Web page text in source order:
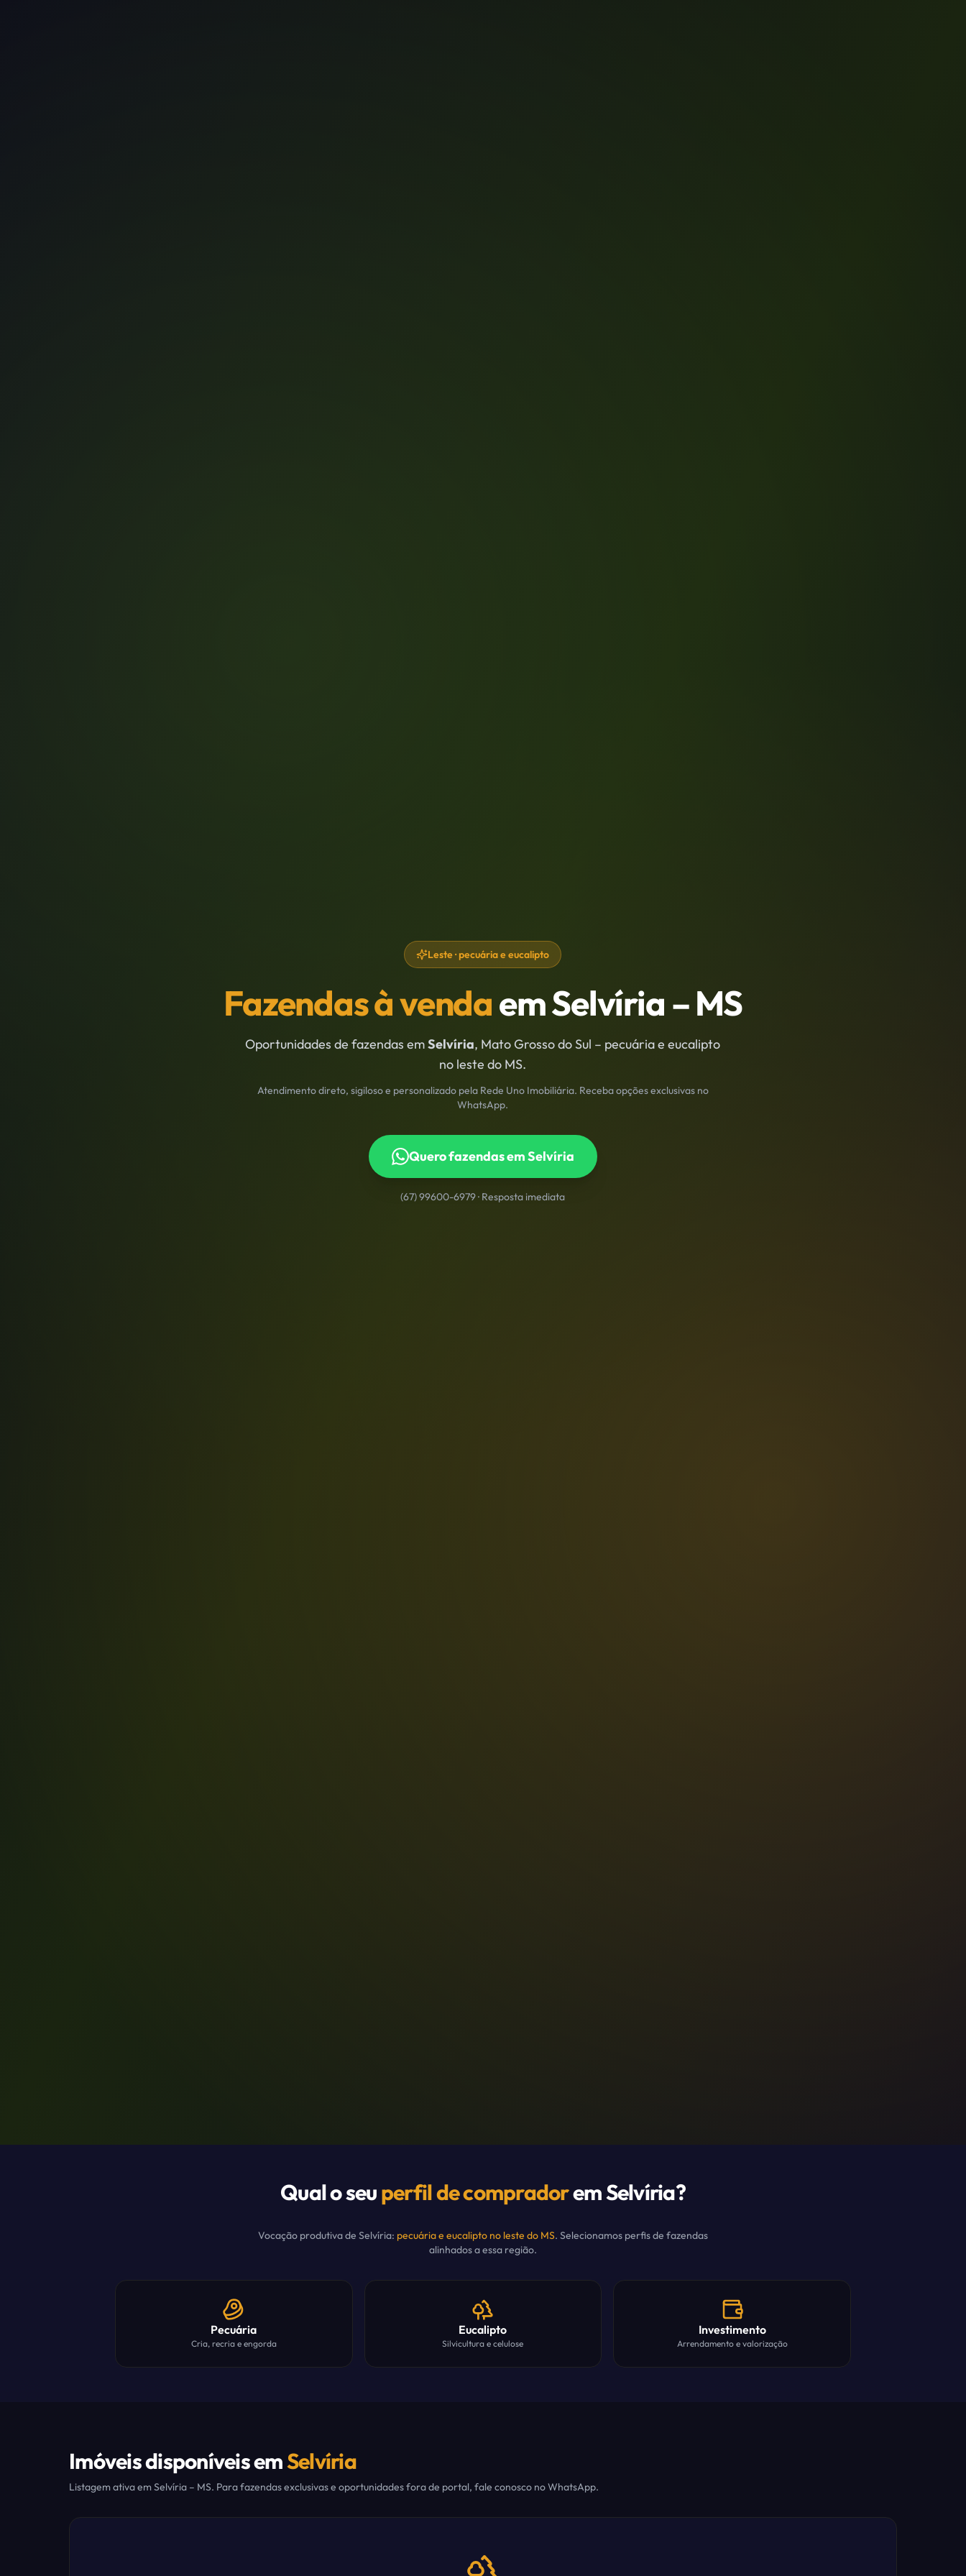
Leste · pecuária e eucalipto
Fazendas à vendaemSelvíria – MS
Oportunidades de fazendas emSelvíria, Mato Grosso do Sul – pecuária e eucalipto
no leste do MS.
Atendimento direto, sigiloso e personalizado pela Rede Uno Imobiliária. Receba opções exclusivas no
WhatsApp.
Quero fazendas emSelvíria
(67) 99600-6979· Resposta imediata
Qual o seuperfil de compradoremSelvíria?
Vocação produtiva de Selvíria: pecuária e eucalipto no leste do MS. Selecionamos perfis de fazendas
alinhados a essa região.
Pecuária
Cria, recria e engorda
Eucalipto
Silvicultura e celulose
Investimento
Arrendamento e valorização
Imóveis disponíveis emSelvíria
Listagem ativa emSelvíria – MS. Para fazendas exclusivas e oportunidades fora de portal, fale conosco no WhatsApp.